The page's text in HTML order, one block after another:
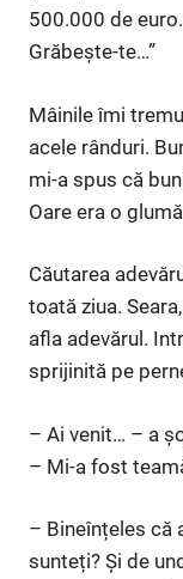
500.000 de
Grăbește-te…”
Mâinile îmi
acele rânduri.
mi-a spus că
Oare era o
Căutarea
toată ziua.
afla adevărul.
sprijinită pe
– Ai venit… – a
– Mi-a fost
– Bineînțeles că
sunteți? Și de